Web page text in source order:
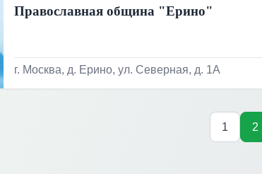
Православная община "Ерино"
г. Москва, д. Ерино, ул. Северная, д. 1А
1 2